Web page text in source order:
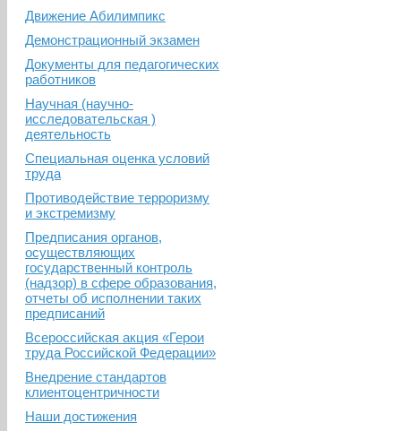
Движение Абилимпикс
Демонстрационный экзамен
Документы для педагогических
работников
Научная (научно-
исследовательская )
деятельность
Специальная оценка условий
труда
Противодействие терроризму
и экстремизму
Предписания органов,
осуществляющих
государственный контроль
(надзор) в сфере образования,
отчеты об исполнении таких
предписаний
Всероссийская акция «Герои
труда Российской Федерации»
Внедрение стандартов
клиентоцентричности
Наши достижения